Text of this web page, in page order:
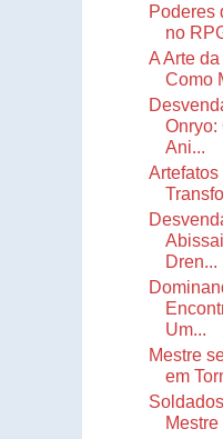
Poderes
no
A Arte
Como
Onryo:
Ani...
Dren...
Um...
Mestre
em